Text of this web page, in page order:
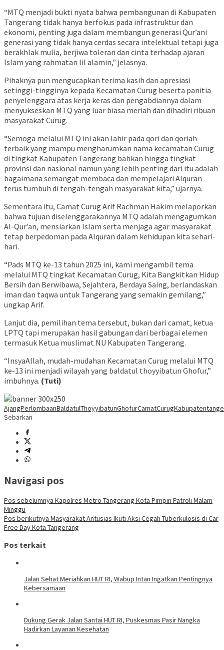
“MTQ menjadi bukti nyata bahwa pembangunan di Kabupaten
Tangerang tidak hanya berfokus pada infrastruktur dan
ekonomi, penting juga dalam membangun generasi Qur’ani
generasi yang tidak hanya cerdas secara intelektual tetapi juga
berakhlak mulia, berjiwa toleran dan cinta terhadap ajaran
Islam yang rahmatan lil alamin,” jelasnya.
Pihaknya pun mengucapkan terima kasih dan apresiasi
setinggi-tingginya kepada Kecamatan Curug beserta panitia
penyelenggara atas kerja keras dan pengabdiannya dalam
menyukseskan MTQ yang luar biasa meriah dan dihadiri ribuan
masyarakat Curug.
“Semoga melalui MTQ ini akan lahir pada qori dan qoriah
terbaik yang mampu mengharumkan nama kecamatan Curug
di tingkat Kabupaten Tangerang bahkan hingga tingkat
provinsi dan nasional namun yang lebih penting dari itu adalah
bagaimana semangat membaca dan mempelajari Alquran
terus tumbuh di tengah-tengah masyarakat kita,” ujarnya.
Sementara itu, Camat Curug Arif Rachman Hakim melaporkan
bahwa tujuan diselenggarakannya MTQ adalah mengagumkan
Al-Qur’an, mensiarkan Islam serta menjaga agar masyarakat
tetap berpedoman pada Alquran dalam kehidupan kita sehari-
hari.
“Pads MTQ ke-13 tahun 2025 ini, kami mengambil tema
melalui MTQ tingkat Kecamatan Curug, Kita Bangkitkan Hidup
Bersih dan Berwibawa, Sejahtera, Berdaya Saing, berlandaskan
iman dan taqwa untuk Tangerang yang semakin gemilang,”
ungkap Arif.
Lanjut dia, pemilihan tema tersebut, bukan dari camat, ketua
LPTQ tapi merupakan hasil gabungan dari berbagai elemen
termasuk Ketua muslimat NU Kabupaten Tangerang.
“InsyaAllah, mudah-mudahan Kecamatan Curug melalui MTQ
ke-13 ini menjadi wilayah yang baldatul thoyyibatun Ghofur,”
imbuhnya. (Tuti)
AjangPerlombaanBaldatulThoyyibatunGhofurCamatCurug
Sebarkan
Navigasi pos
Pos sebelumnya Kapolres Metro Tangerang Kota Pimpin Patroli Malam
Minggu
Pos berikutnya Masyarakat Antusias Ikuti Aksi Cegah Tuberkulosis di Car
Free Day Kota Tangerang
Pos terkait
Jalan Sehat Meriahkan HUT RI, Wabup Intan Ingatkan Pentingnya
Kebersamaan
Dukung Gerak Jalan Santai HUT RI, Puskesmas Pasir Nangka
Hadirkan Layanan Kesehatan